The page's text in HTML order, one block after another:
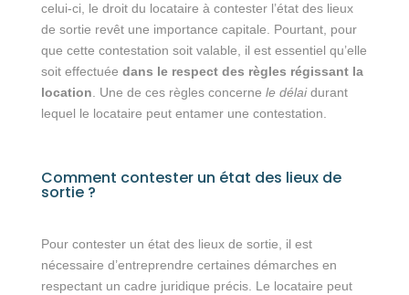
celui-ci, le droit du locataire à contester l’état des lieux
de sortie revêt une importance capitale. Pourtant, pour
que cette contestation soit valable, il est essentiel qu’elle
soit effectuée dans le respect des règles régissant la
location . Une de ces règles concerne le délaidurant
lequel le locataire peut entamer une contestation.
Comment contester un état des lieux de
sortie ?
Pour contester un état des lieux de sortie, il est
nécessaire d’entreprendre certaines démarches en
respectant un cadre juridique précis. Le locataire peut